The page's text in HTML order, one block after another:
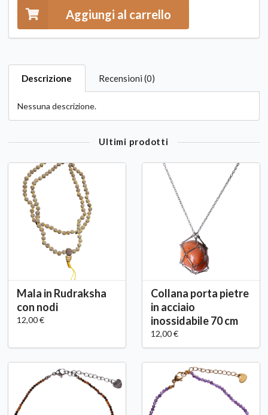
Aggiungi al carrello
Descrizione Recensioni (0)
Nessuna descrizione.
Ultimi prodotti
Mala in Rudraksha
con nodi
12,00 €
Collana porta pietre
in acciaio
inossidabile 70 cm
12,00 €